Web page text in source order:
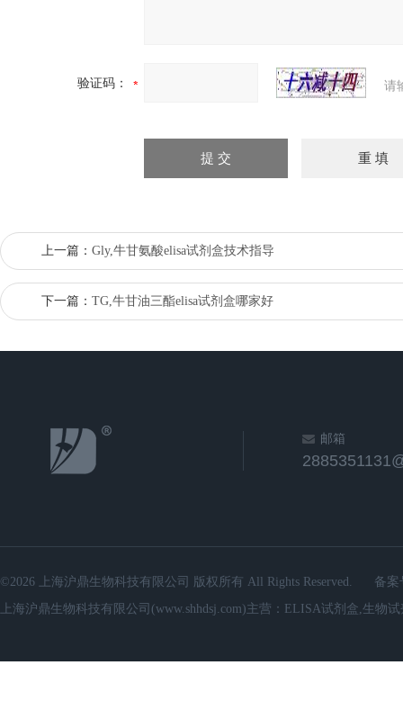
验证码： 请
上一篇： Gly,牛甘氨酸elisa试剂盒技术指导
下一篇： TG,牛甘油三酯elisa试剂盒哪家好
邮箱
©2026 上海沪鼎生物科技有限公司 版权所有 All Rights Reserved.
备案
上海沪鼎生物科技有限公司(www.shhdsj.com)主营：ELISA试剂盒,生物